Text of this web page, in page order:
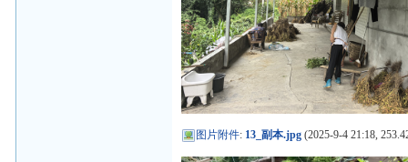
图片附件: 13_副本.jpg (2025-9-4 21:18,